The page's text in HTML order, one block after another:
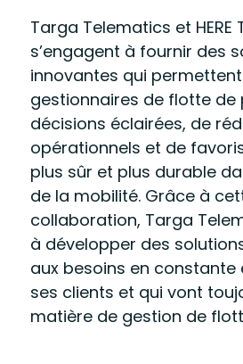
Targa Telematics et HERE
s’engagent à fournir des
innovantes qui
gestionnaires de flotte de
décisions éclairées, de
opérationnels et de
plus sûr et plus durable
de la mobilité. Grâce à
collaboration, Targa
à développer des
aux besoins en constante
ses clients et qui vont
matière de gestion de